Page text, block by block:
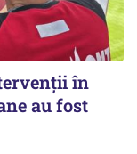
în
au fost